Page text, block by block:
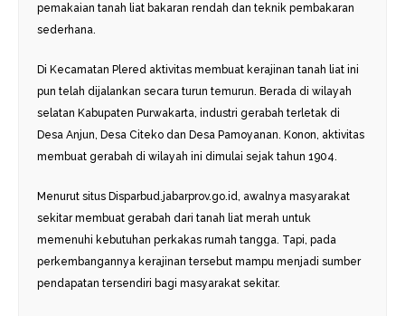
pemakaian tanah liat bakaran rendah dan teknik pembakaran
sederhana.
Di Kecamatan Plered aktivitas membuat kerajinan tanah liat ini
pun telah dijalankan secara turun temurun. Berada di wilayah
selatan Kabupaten Purwakarta, industri gerabah terletak di
Desa Anjun, Desa Citeko dan Desa Pamoyanan. Konon, aktivitas
membuat gerabah di wilayah ini dimulai sejak tahun 1904.
Menurut situs Disparbud.jabarprov.go.id, awalnya masyarakat
sekitar membuat gerabah dari tanah liat merah untuk
memenuhi kebutuhan perkakas rumah tangga. Tapi, pada
perkembangannya kerajinan tersebut mampu menjadi sumber
pendapatan tersendiri bagi masyarakat sekitar.